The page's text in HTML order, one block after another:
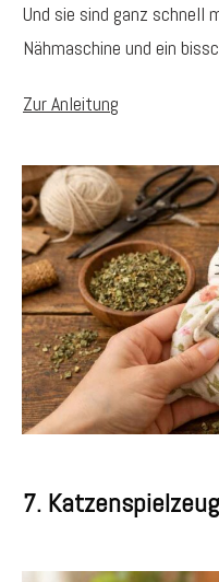
Und sie sind ganz schnell
Nähmaschine und ein
Zur Anleitung
7.